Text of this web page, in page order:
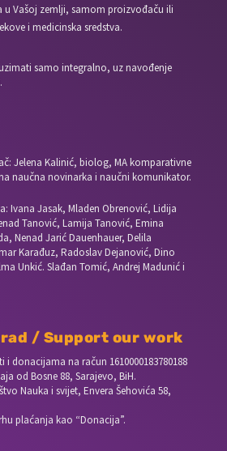
u Vašoj zemlji, samom proizvođaču ili
i medicinska sredstva.
samo integralno, uz navođenje
Jelena Kalinić, biolog, MA komparativne
naučna novinarka i naučni komunikator.
Ivana Jasak, Mladen Obrenović, Lidija
Tanović, Lamija Tanović, Emina
Nenad Jarić Dauenhauer, Delila
Karađuz, Radoslav Dejanović, Dino
Unkić. Slađan Tomić, Andrej Madunić i
/ Support our work
i donacijama na račun 1610000183780188
od Bosne 88, Sarajevo, BiH.
Nauka i svijet, Envera Šehovića 58,
plaćanja kao “Donacija”.